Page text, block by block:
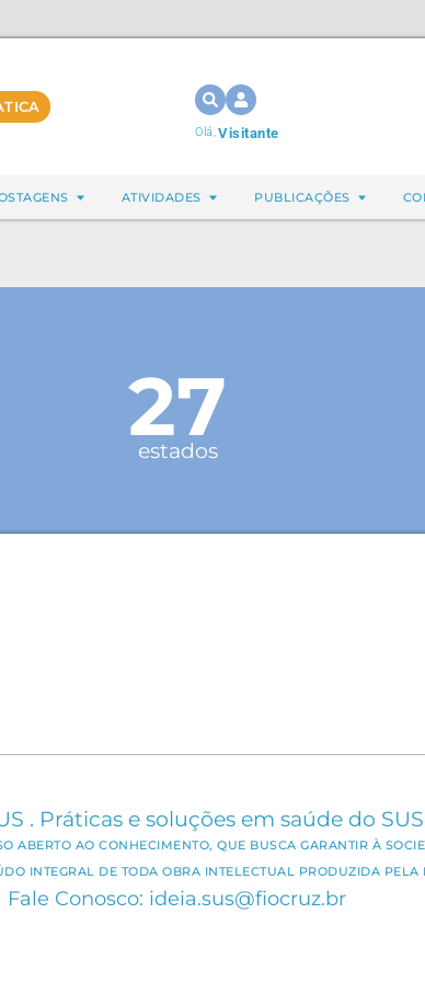
Olá,Visitante
ATIVIDADES PUBLICAÇÕES
27
estados
. Práticas e soluções em saúde do SUS
ABERTO AO CONHECIMENTO, QUE BUSCA GARANTIR À
INTEGRAL DE TODA OBRA INTELECTUAL PRODUZIDA PELA
Fale Conosco: ideia.sus@fiocruz.br